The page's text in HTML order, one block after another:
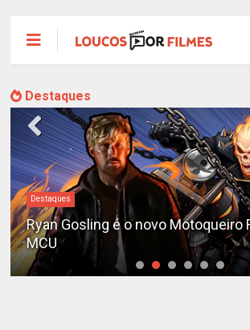
Destaques
Destaques
Ryan Gosling é o novo Motoqueiro
MCU